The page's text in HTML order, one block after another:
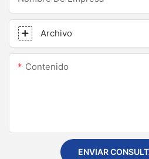
Archivo
Contenido
ENVIAR